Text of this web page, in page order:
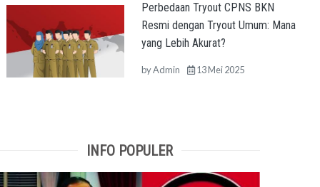
Perbedaan Tryout CPNS BKN
Resmi dengan Tryout Umum: Mana
yang Lebih Akurat?
byAdmin 13 Mei 2025
INFO POPULER